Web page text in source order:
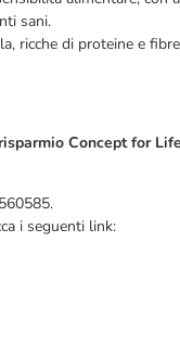
sani.
ricche di proteine e
Concept for
i seguenti link: